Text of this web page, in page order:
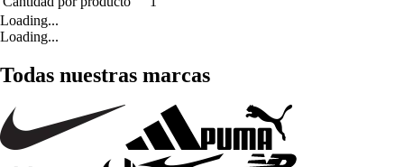
Loading...
Loading...
Todas nuestras marcas